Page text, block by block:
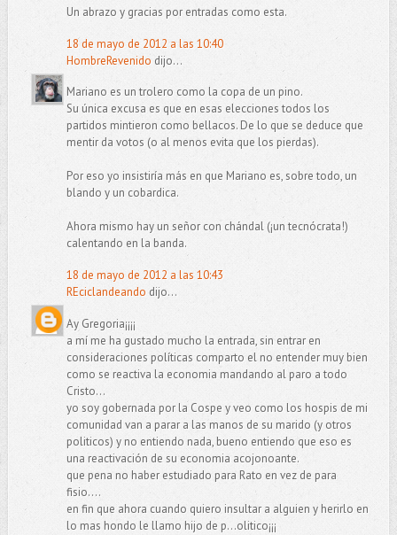
Un abrazo y gracias por entradas como esta.
18 de mayo de 2012 a las 10:40
HombreRevenido dijo...
Mariano es un trolero como la copa de un pino.
Su única excusa es que en esas elecciones todos los
partidos mintieron como bellacos. De lo que se deduce que
mentir da votos (o al menos evita que los pierdas).
Por eso yo insistiría más en que Mariano es, sobre todo, un
blando y un cobardica.
Ahora mismo hay un señor con chándal (¡un tecnócrata!)
calentando en la banda.
18 de mayo de 2012 a las 10:43
REciclandeando dijo...
Ay Gregoria¡¡¡¡
a mí me ha gustado mucho la entrada, sin entrar en
consideraciones políticas comparto el no entender muy bien
como se reactiva la economia mandando al paro a todo
Cristo...
yo soy gobernada por la Cospe y veo como los hospis de mi
comunidad van a parar a las manos de su marido (y otros
politicos) y no entiendo nada, bueno entiendo que eso es
una reactivación de su economia acojonoante.
que pena no haber estudiado para Rato en vez de para
fisio....
en fin que ahora cuando quiero insultar a alguien y herirlo en
lo mas hondo le llamo hijo de p...olitico¡¡¡